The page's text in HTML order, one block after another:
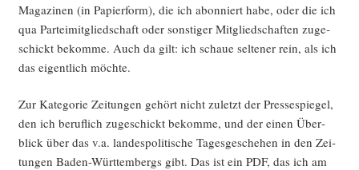
Maga­zi­nen (in Papier­form), die ich abon­niert habe, oder die ich
qua Par­tei­mit­glied­schaft oder sons­ti­ger Mit­glied­schaf­ten zuge­
schickt bekom­me. Auch da gilt: ich schaue sel­te­ner rein, als ich
das eigent­lich möchte.
Zur Kate­go­rie Zei­tun­gen gehört nicht zuletzt der Pres­se­spie­gel,
den ich beruf­lich zuge­schickt bekom­me, und der einen Über­
blick über das v.a. lan­des­po­li­ti­sche Tages­ge­sche­hen in den Zei­
tun­gen Baden-Würt­tem­bergs gibt. Das ist ein PDF, das ich am